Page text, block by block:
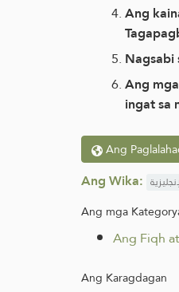
Ang
Ang
ingat sa
Ang
Ang Wika:
Ang mga
Ang Fiqh
Ang Karagdagan